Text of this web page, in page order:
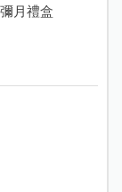
月禮盒